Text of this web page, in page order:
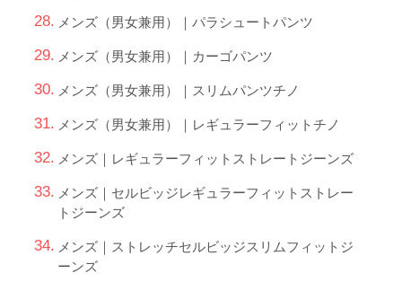
メンズ（男女兼用）｜パラシュートパンツ
メンズ（男女兼用）｜カーゴパンツ
メンズ（男女兼用）｜スリムパンツチノ
メンズ（男女兼用）｜レギュラーフィットチノ
メンズ｜レギュラーフィットストレートジーンズ
メンズ｜セルビッジレギュラーフィットストレー
トジーンズ
メンズ｜ストレッチセルビッジスリムフィットジ
ーンズ